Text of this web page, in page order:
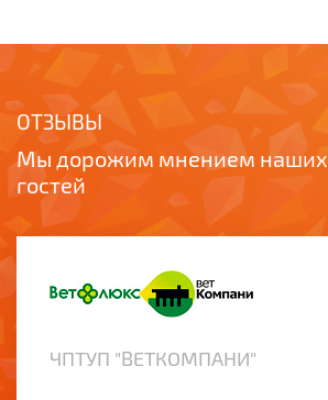
ОТЗЫВЫ
Мы дорожим мнением наших
гостей
ЧПТУП "ВЕТКОМПАНИ"